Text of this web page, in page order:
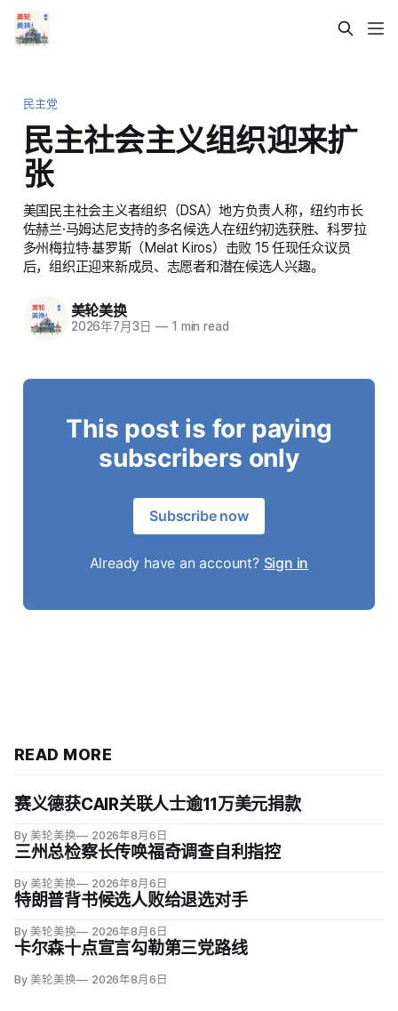
民主党
民主社会主义组织迎来扩
张
美国民主社会主义者组织（DSA）地方负责人称，纽约市长
佐赫兰·马姆达尼支持的多名候选人在纽约初选获胜、科罗拉
多州梅拉特·基罗斯（Melat Kiros）击败 15 任现任众议员
后，组织正迎来新成员、志愿者和潜在候选人兴趣。
美轮美换
2026年7月3日 —1 min read
This post is for paying
subscribers only
Subscribe now
Already have an account? Sign in
READ MORE
赛义德获CAIR关联人士逾11万美元捐款
By 美轮美换 2026年8月6日
三州总检察长传唤福奇调查自利指控
By 美轮美换 2026年8月6日
特朗普背书候选人败给退选对手
By 美轮美换 2026年8月6日
卡尔森十点宣言勾勒第三党路线
By 美轮美换 2026年8月6日